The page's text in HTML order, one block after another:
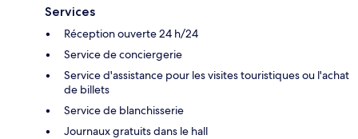
Services
Réception ouverte 24 h/24
Service de conciergerie
Service d'assistance pour les visites touristiques ou l'achat
de billets
Service de blanchisserie
Journaux gratuits dans le hall